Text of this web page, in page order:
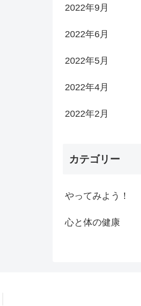
2022年9月
2022年6月
2022年5月
2022年4月
2022年2月
カテゴリー
やってみよう！
心と体の健康